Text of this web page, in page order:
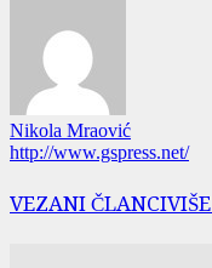
Nikola Mraović
http://www.gspress.net/
VEZANI ČLANCI